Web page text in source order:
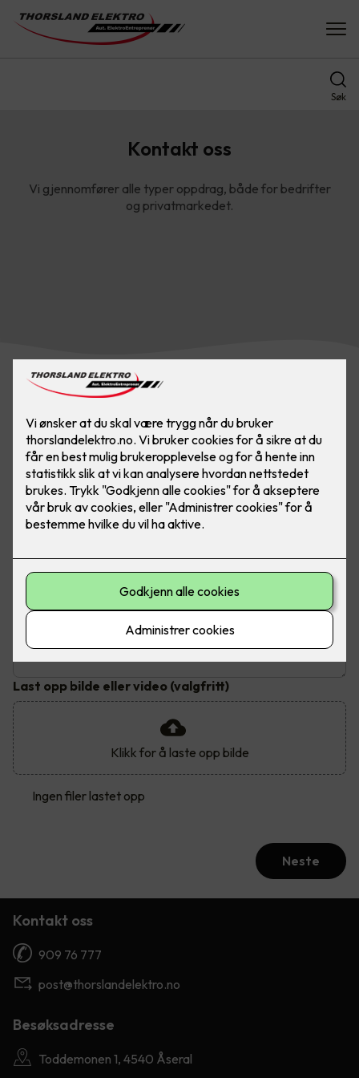
Søk
Kontakt oss
Vi gjennomfører alle typer oppdrag, både for bedrifter
og privatmarkedet.
Send inn din henvendelse
Fyll ut dine kontaktopplysninger og send inn kontaktskjema.
Du vil bli kontaktet innen tre virkedager
Hva trenger du hjelp til?
Emne*
Beskrivelse av jobben
Last opp bilde eller video (valgfritt)
Klikk for å laste opp bilde
Ingen filer lastet opp
Neste
Kontakt oss
909 76 777
post@thorslandelektro.no
Besøksadresse
Toddemonen 1, 4540 Åseral